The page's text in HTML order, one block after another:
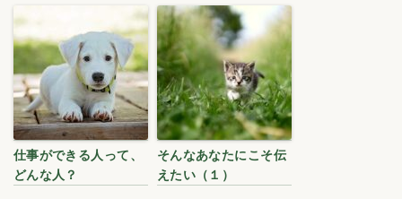
仕事ができる人って、
どんな人？
そんなあなたにこそ伝
えたい（１）